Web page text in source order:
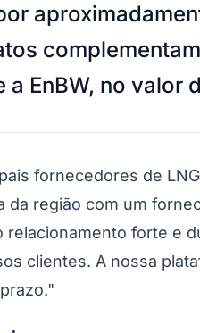
a EnBW, no valor
fornecedores de
da região com um
relacionamento forte e
clientes. A nossa